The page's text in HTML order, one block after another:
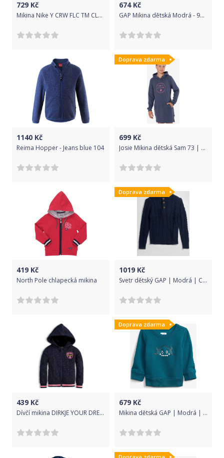
729 Kč
Mikina Nike Y CRW FLC TM CLUB19 aj1545-451 Velikost XS
674Kč
GAP Mikina dětská Modrá - 98-110
1140 Kč
Reima Hopper - Jeans blue 104
Doprava zdarma
699 Kč
Josie Mikina dětská Sam 73 | Modrá | Dívčí | 164
419 Kč
North Pole chlapecká mikina
Doprava zdarma
1019 Kč
Svetr dětský GAP | Modrá | Chlapecké | XL
439 Kč
Dívčí mikina DIRKJE YOUR DREAMS Velikost: 98
Doprava zdarma
679 Kč
Mikina dětská GAP | Modrá | Chlapecké | 0-3 měsíce